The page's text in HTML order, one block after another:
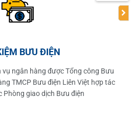
BƯU ĐIỆN
vụ ngân hàng được Tổng công Bưu
TMCP Bưu điện Liên Việt hợp tác
Phòng giao dịch Bưu điện